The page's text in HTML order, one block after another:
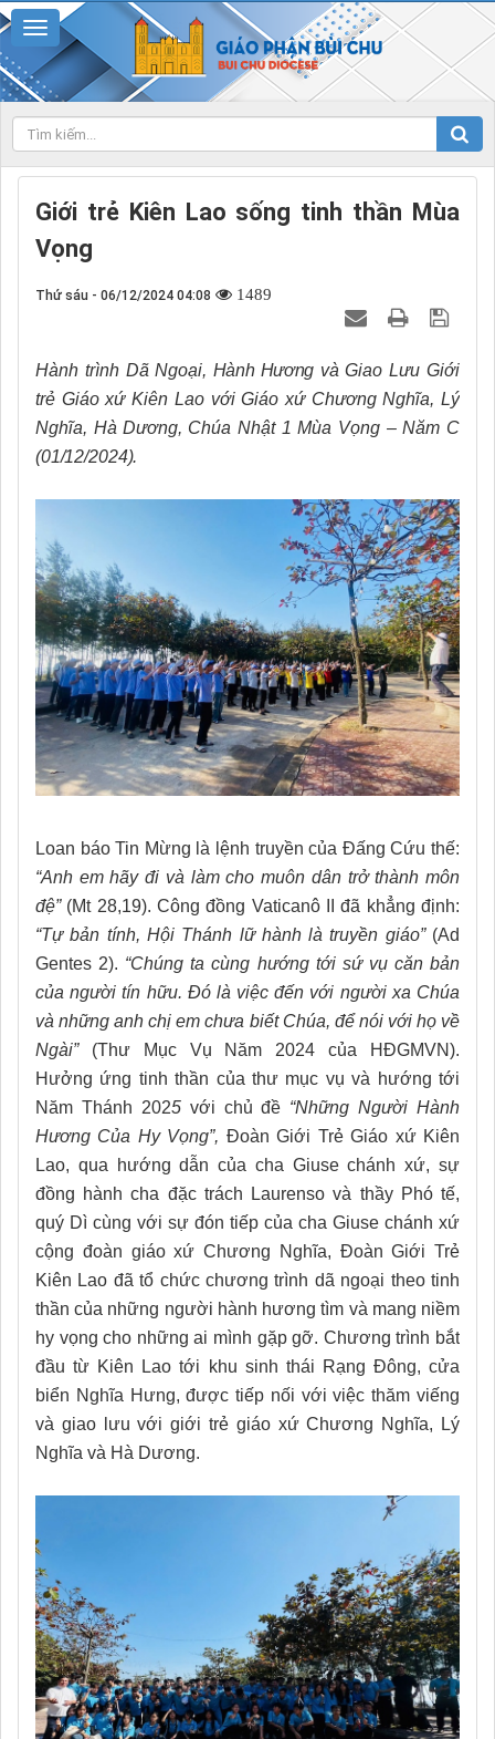
Giới trẻ Kiên Lao sống tinh thần Mùa
Vọng
Thứ sáu - 06/12/2024 04:08 1489
Hành trình Dã Ngoại, Hành Hương và Giao Lưu Giới
trẻ Giáoxứ Kiên Lao với Giáo xứ Chương Nghĩa, Lý
Nghĩa, HàDương, Chúa Nhật 1 Mùa Vọng – Năm C
(01/12/2024).
Loan báo Tin Mừng là lệnh truyền của Đấng Cứu thế:
“Anh em hãy đi và làm cho muôn dân trở thành môn
đệ” (Mt 28,19). Công đồng Vaticanô II đã khẳng định:
“Tự bản tính, Hội Thánh lữ hành là truyền giáo”(Ad
Gentes 2). “Chúng ta cùng hướng tới sứ vụ căn bản
của người tín hữu. Đó là việc đến với người xa Chúa
và những anh chị em chưa biết Chúa, để nói với họ về
Ngài” (Thư Mục Vụ Năm 2024 của HĐGMVN).
Hưởng ứng tinh thần của thư mục vụ và hướng tới
Năm Thánh 2025 với chủ đề “Những Người Hành
Hương Của Hy Vọng”, Đoàn Giới Trẻ Giáo xứ Kiên
Lao, qua hướng dẫn của cha Giuse chánh xứ, sự
đồng hành cha đặc trách Laurenso và thầy Phó tế,
quý Dì cùng với sự đón tiếp của cha Giuse chánh xứ
cộng đoàn giáo xứ Chương Nghĩa, Đoàn Giới Trẻ
Kiên Lao đã tổ chức chương trình dã ngoại theo tinh
thần của những người hành hương tìm và mang niềm
hy vọng cho những ai mình gặp gỡ. Chương trình bắt
đầu từ Kiên Lao tới khu sinh thái Rạng Đông, cửa
biển Nghĩa Hưng, được tiếp nối với việc thăm viếng
và giao lưu với giới trẻ giáo xứ Chương Nghĩa, Lý
Nghĩa và Hà Dương.